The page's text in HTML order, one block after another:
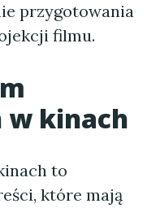
przygotowania
filmu.
kinach
to
które mają